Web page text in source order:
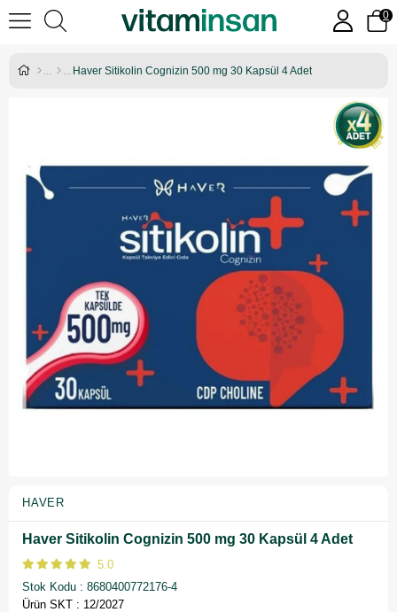
0
Haver Sitikolin Cognizin 500 mg 30 Kapsül 4 Adet
HAVER
Haver Sitikolin Cognizin 500 mg 30 Kapsül 4 Adet
5.0
Stok Kodu
8680400772176-4
Ürün SKT : 12/2027